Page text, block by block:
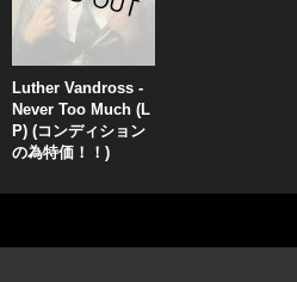
Luther Vandross -
Never Too Much (L
P) (コンディション
の為特価！！)